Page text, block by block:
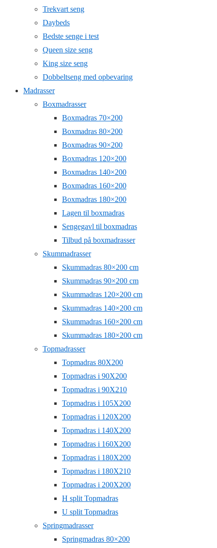
Trekvart seng
Daybeds
Bedste senge i test
Queen size seng
King size seng
Dobbeltseng med opbevaring
Madrasser
Boxmadrasser
Boxmadras 70×200
Boxmadras 80×200
Boxmadras 90×200
Boxmadras 120×200
Boxmadras 140×200
Boxmadras 160×200
Boxmadras 180×200
Lagen til boxmadras
Sengegavl til boxmadras
Tilbud på boxmadrasser
Skummadrasser
Skummadras 80×200 cm
Skummadras 90×200 cm
Skummadras 120×200 cm
Skummadras 140×200 cm
Skummadras 160×200 cm
Skummadras 180×200 cm
Topmadrasser
Topmadras 80X200
Topmadras i 90X200
Topmadras i 90X210
Topmadras i 105X200
Topmadras i 120X200
Topmadras i 140X200
Topmadras i 160X200
Topmadras i 180X200
Topmadras i 180X210
Topmadras i 200X200
H split Topmadras
U split Topmadras
Springmadrasser
Springmadras 80×200